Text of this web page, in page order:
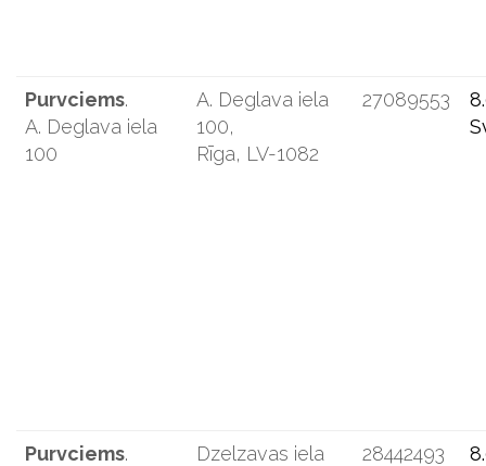
Purvciems.
A. Deglava iela
100
A. Deglava iela
100,
Rīga, LV-1082
27089553
Purvciems.
Dzelzavas iela
28442493